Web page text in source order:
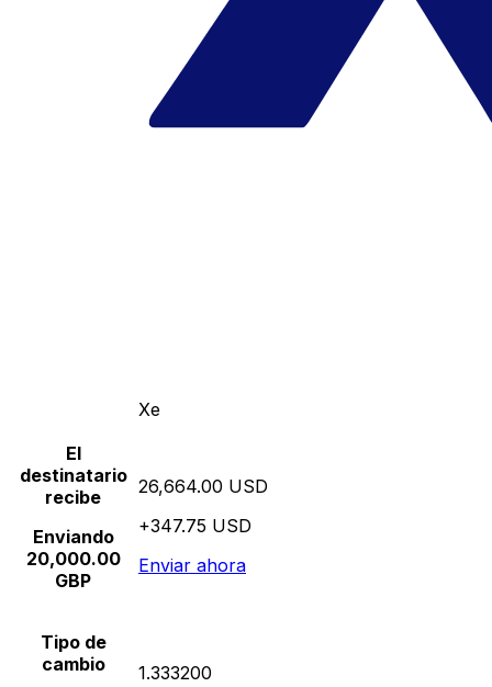
Xe
El
destinatario
recibe
Enviando
20,000.00
GBP
26,664.00 USD
+347.75 USD
Enviar ahora
Tipo de
cambio
1.333200